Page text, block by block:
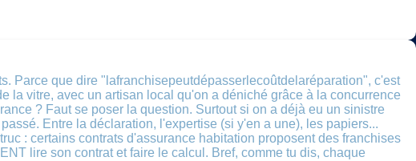
Parce que dire "lafranchisepeutdépasserlecoûtdelaréparation", c'est
la vitre, avec un artisan local qu'on a déniché grâce à la concurrence
? Faut se poser la question. Surtout si on a déjà eu un sinistre
Entre la déclaration, l'expertise (si y'en a une), les papiers...
: certains contrats d'assurance habitation proposent des franchises
lire son contrat et faire le calcul. Bref, comme tu dis, chaque